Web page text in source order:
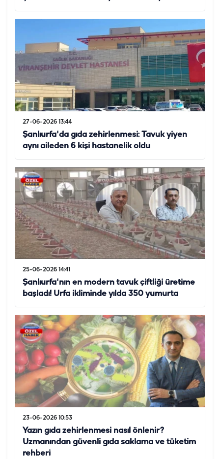
27-06-2026 13:44
Şanlıurfa'da gıda zehirlenmesi: Tavuk yiyen
aynı aileden 6 kişi hastanelik oldu
25-06-2026 14:41
Şanlıurfa'nın en modern tavuk çiftliği üretime
başladı! Urfa ikliminde yılda 350 yumurta
23-06-2026 10:53
Yazın gıda zehirlenmesi nasıl önlenir?
Uzmanından güvenli gıda saklama ve tüketim
rehberi